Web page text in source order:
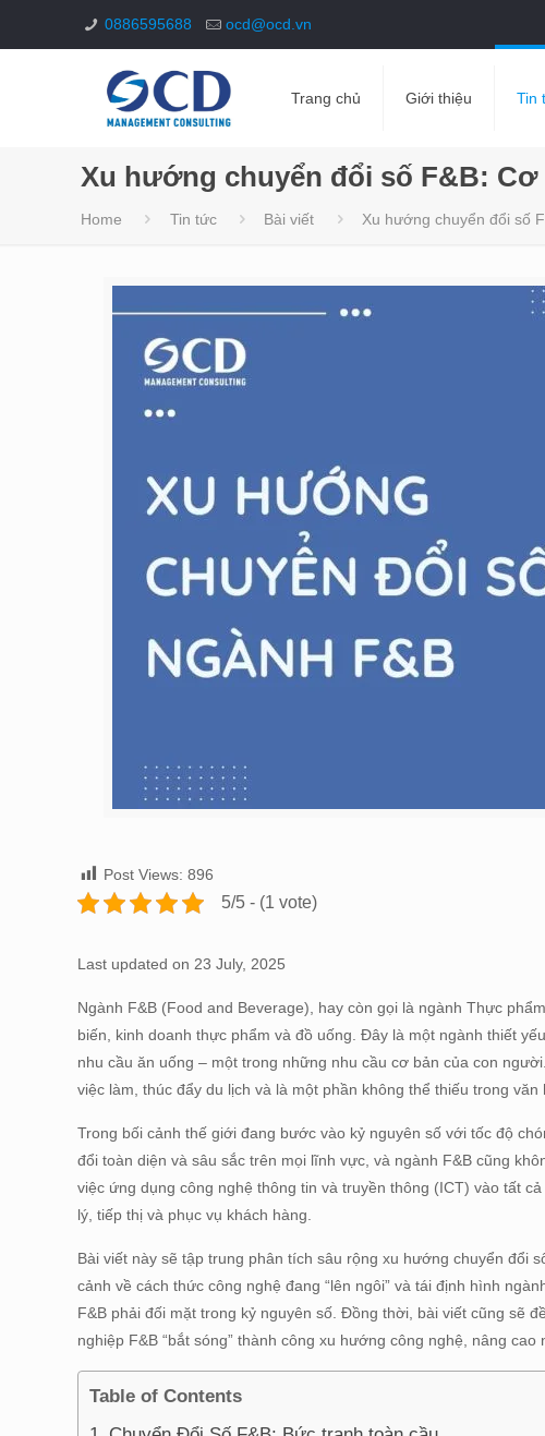
0886595688 ocd@ocd.vn
Trang chủ Giới thiệu Tin
Xu hướng chuyển đổi số F&B: Cơ
Home Tin tức Bài viết Xu hướng chuyển đổi số
Post Views: 896
5/5 - (1 vote)
Last updated on 23 July, 2025
Ngành F&B (Food and Beverage), hay còn gọi là ngành Thực
biến, kinh doanh thực phẩm và đồ uống. Đây là một ngành thiết
nhu cầu ăn uống – một trong những nhu cầu cơ bản của con
việc làm, thúc đẩy du lịch và là một phần không thể thiếu trong
Trong bối cảnh thế giới đang bước vào kỷ nguyên số với tốc độ
đổi toàn diện và sâu sắc trên mọi lĩnh vực, và ngành F&B cũng
việc ứng dụng công nghệ thông tin và truyền thông (ICT) vào tất
lý, tiếp thị và phục vụ khách hàng.
Bài viết này sẽ tập trung phân tích sâu rộng xu hướng chuyển đổi
cảnh về cách thức công nghệ đang “lên ngôi” và tái định hình
F&B phải đối mặt trong kỷ nguyên số. Đồng thời, bài viết cũng sẽ
nghiệp F&B “bắt sóng” thành công xu hướng công nghệ, nâng
Table of Contents